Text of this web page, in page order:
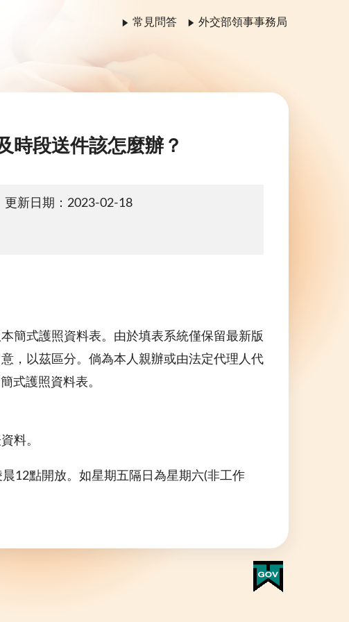
常見問答 外交部領事事務局
時段送件該怎麼辦？
更新日期：2023-02-18
簡式護照資料表。由於填表系統僅保留最新版
，以茲區分。倘為本人親辦或由法定代理人代
式護照資料表。
料。
12點開放。如星期五隔日為星期六(非工作